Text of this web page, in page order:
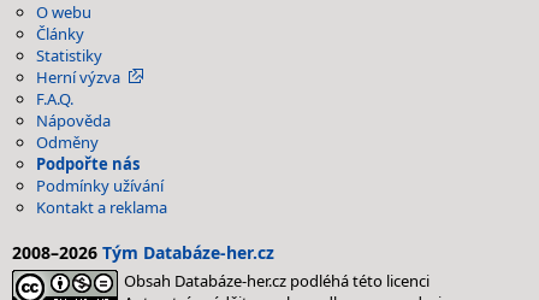
O webu
Články
Statistiky
Herní výzva
F.A.Q.
Nápověda
Odměny
Podpořte nás
Podmínky užívání
Kontakt a reklama
2008–2026 Tým Databáze-her.cz
Obsah Databáze-her.cz podléhá této licenci